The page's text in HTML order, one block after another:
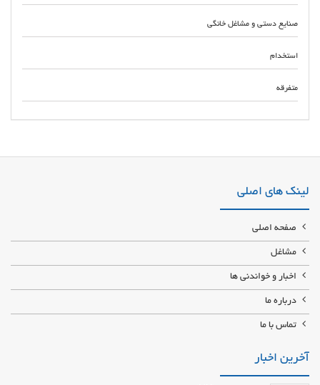
صنایع دستی و مشاغل خانگی
استخدام
متفرقه
های نشکن سکوریت لمینت ضد گلوله و شیشه تاشو بالکنی اجرای انواع پارتیشن
لینک های اصلی
صفحه اصلی
مشاغل
اخبار و خواندنی ها
درباره ما
تماس با ما
آخرین اخبار